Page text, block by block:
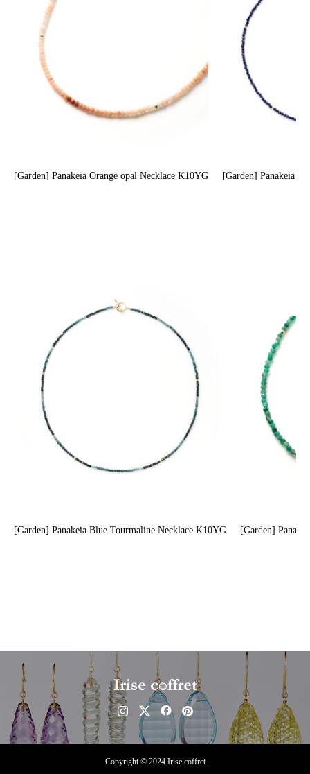
[Garden] Panakeia Orange opal Necklace K10YG [Garden] Panakeia
[Garden] Panakeia Blue Tourmaline Necklace K10YG [Garden]
Copyright © 2024 Irise coffret